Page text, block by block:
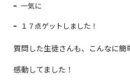
一気に
１７点ゲットしました！
質問した生徒さんも、こんなに簡
感動してました！